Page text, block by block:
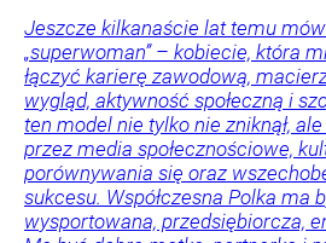
Jeszcze kilkanaście lat temu
„superwoman” – kobiecie, która
łączyć karierę zawodową,
wygląd, aktywność społeczną i
ten model nie tylko nie zniknął,
przez media społecznościowe,
porównywania się oraz
sukcesu. Współczesna Polka ma
wysportowana, przedsiębiorcza,